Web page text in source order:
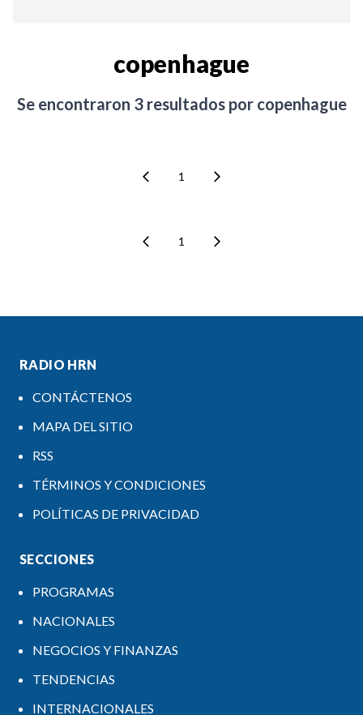
copenhague
Se encontraron 3resultados por copenhague
1
1
RADIO HRN
CONTÁCTENOS
MAPA DEL SITIO
RSS
TÉRMINOS Y CONDICIONES
POLÍTICAS DE PRIVACIDAD
SECCIONES
PROGRAMAS
NACIONALES
NEGOCIOS Y FINANZAS
TENDENCIAS
INTERNACIONALES